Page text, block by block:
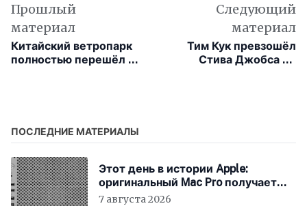
Прошлый
материал
Китайский ветропарк
полностью перешёл на
Следующий
материал
Тим Кук превзошёл
Стива Джобса по
ПОСЛЕДНИЕ МАТЕРИАЛЫ
Этот день в истории Apple:
оригинальный Mac Pro получает
мощный процессор Intel
7 августа 2026